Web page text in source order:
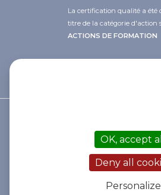
La certification qualité a été
titre de la catégorie d'action
ACTIONS DE FORMATION
Mentions légales
Statuts de l'association
OK, accept all
Deny all
Personalize